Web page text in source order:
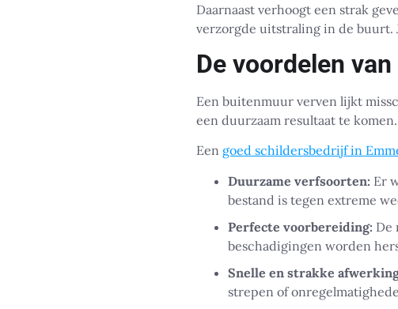
Daarnaast verhoogt een strak
verzorgde uitstraling in de buurt.
De voordelen
Een buitenmuur verven lijkt
een duurzaam resultaat te komen.
Een goed schildersbedrijf in
Duurzame verfsoorten: Er
bestand is tegen extreme
Perfecte voorbereiding: De
beschadigingen worden
Snelle en strakke
strepen of